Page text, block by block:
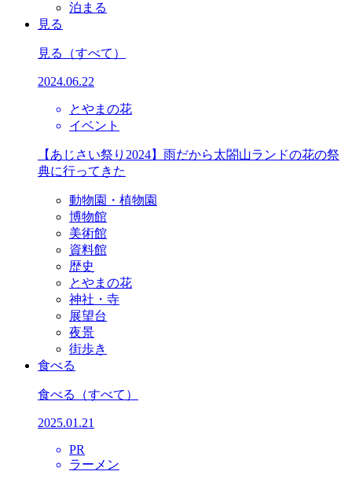
泊まる
見る
見る （すべて）
2024.06.22
とやまの花
イベント
【あじさい祭り2024】雨だから太閤山ランドの花の祭
典に行ってきた
動物園・植物園
博物館
美術館
資料館
歴史
とやまの花
神社・寺
展望台
夜景
街歩き
食べる
食べる （すべて）
2025.01.21
PR
ラーメン